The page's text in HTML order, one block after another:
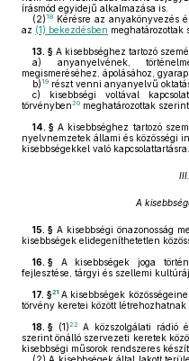
írásmód egyidejű alkalmazása is.
(2) 18 Kérésre az anyakönyvezés
az (1) bekezdésben meghatározottak
13. § A kisebbséghez tartozó
a) anyanyelvének,
megismeréséhez, ápolásához,
b) 19 részt venni anyanyelvű
c) kisebbségi voltával
törvényben20 meghatározottak szerint.
14. § A kisebbséghez tartozó
nyelvnemzetek állami és közösségi
kisebbségekkel való kapcsolattartásra.
A
15. § A kisebbségi önazonosság
kisebbségek elidegeníthetetlen
16. § A kisebbségek joga
fejlesztése, tárgyi és szellemi
17. §21 A kisebbségek
törvény keretei között létrehozhatnak
18. § (1)22
A közszolgálati rádió
szerint önálló szervezeti keretek
kisebbségi műsorok rendszeres